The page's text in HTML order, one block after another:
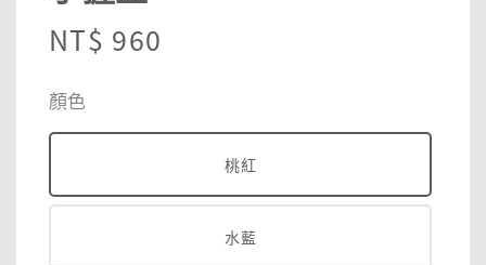
Regular
NT$ 960
顏色
桃紅
水藍